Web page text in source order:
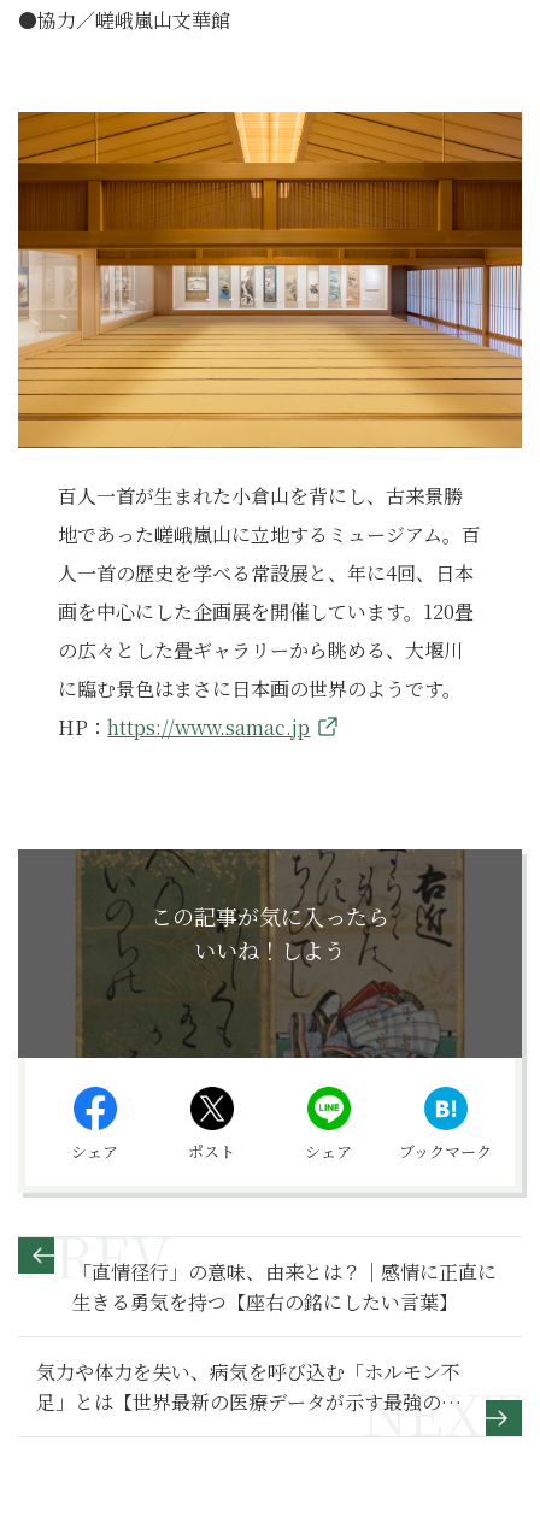
●協力／嵯峨嵐山文華館
百人一首が生まれた小倉山を背にし、古来景勝
地であった嵯峨嵐山に立地するミュージアム。百
人一首の歴史を学べる常設展と、年に4回、日本
画を中心にした企画展を開催しています。120畳
の広々とした畳ギャラリーから眺める、大堰川
に臨む景色はまさに日本画の世界のようです。
HP：https://www.samac.jp
この記事が気に入ったら
いいね！しよう
シェア ポスト シェア ブックマーク
「直情径行」の意味、由来とは？｜感情に正直に
生きる勇気を持つ【座右の銘にしたい言葉】
気力や体力を失い、病気を呼び込む「ホルモン不
足」とは【世界最新の医療データが示す最強の食
事術】